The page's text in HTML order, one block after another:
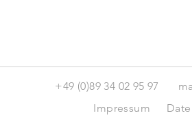
+49 (0)89 34 02 95 97
Impressum